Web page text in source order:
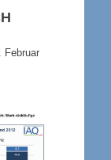
Februar